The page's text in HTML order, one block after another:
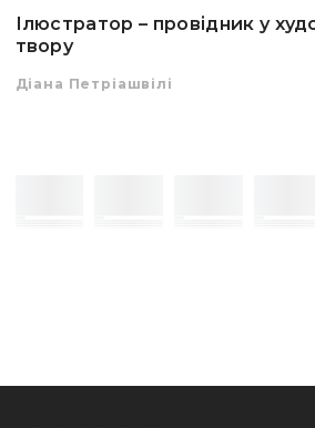
Ілюстратор – провідник у
твору
Діана Петріашвілі